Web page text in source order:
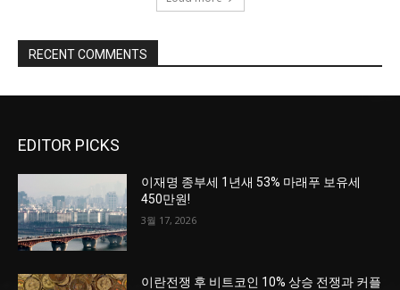
RECENT COMMENTS
EDITOR PICKS
이재명 종부세 1년새 53% 마래푸 보유세
450만원!
3월 17, 2026
이란전쟁 후 비트코인 10% 상승 전쟁과 커플